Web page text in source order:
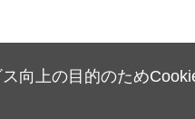
向上の目的のため